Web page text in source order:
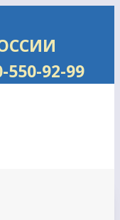
РОССИИ
550-92-99